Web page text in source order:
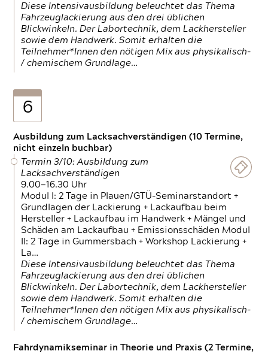
Diese Intensivausbildung beleuchtet das Thema
Fahrzeuglackierung aus den drei üblichen
Blickwinkeln. Der Labortechnik, dem Lackhersteller
sowie dem Handwerk. Somit erhalten die
Teilnehmer*Innen den nötigen Mix aus physikalisch-
/ chemischem Grundlage…
6
Ausbildung zum Lacksachverständigen (10 Termine,
nicht einzeln buchbar)
Termin 3/10: Ausbildung zum
Lacksachverständigen
9.00—16.30 Uhr
Modul I: 2 Tage in Plauen/GTÜ-Seminarstandort +
Grundlagen der Lackierung + Lackaufbau beim
Hersteller + Lackaufbau im Handwerk + Mängel und
Schäden am Lackaufbau + Emissionsschäden Modul
II: 2 Tage in Gummersbach + Workshop Lackierung +
La…
Diese Intensivausbildung beleuchtet das Thema
Fahrzeuglackierung aus den drei üblichen
Blickwinkeln. Der Labortechnik, dem Lackhersteller
sowie dem Handwerk. Somit erhalten die
Teilnehmer*Innen den nötigen Mix aus physikalisch-
/ chemischem Grundlage…
Fahrdynamikseminar in Theorie und Praxis (2 Termine,